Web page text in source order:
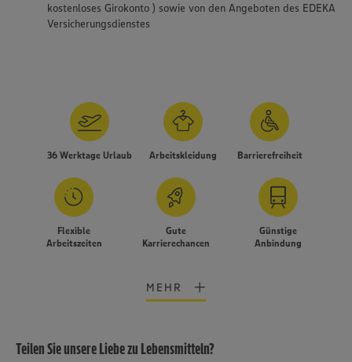
kostenloses Girokonto ) sowie von den Angeboten des EDEKA
Versicherungsdienstes
36 Werktage Urlaub Arbeitskleidung Barrierefreiheit
Flexible
Arbeitszeiten
Gute
Karrierechancen
Günstige
Anbindung
MEHR
Teilen Sie unsere Liebe zu Lebensmitteln?